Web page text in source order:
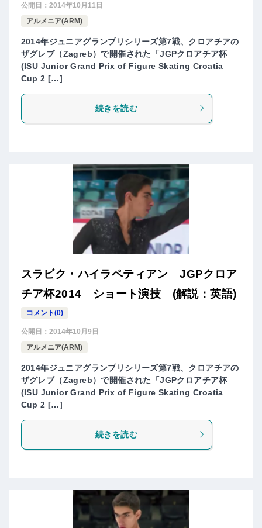
公開日： 2014年10月11日
アルメニア(ARM)
2014年ジュニアグランプリシリーズ第7戦、クロアチアの
ザグレブ（Zagreb）で開催された「JGPクロアチア杯
(ISU Junior Grand Prix of Figure Skating Croatia
Cup 2 […]
続きを読む
スラビク・ハイラペティアン JGPクロア
チア杯2014 ショート演技 (解説：英語)
コメント(0)
公開日： 2014年10月9日
アルメニア(ARM)
2014年ジュニアグランプリシリーズ第7戦、クロアチアの
ザグレブ（Zagreb）で開催された「JGPクロアチア杯
(ISU Junior Grand Prix of Figure Skating Croatia
Cup 2 […]
続きを読む